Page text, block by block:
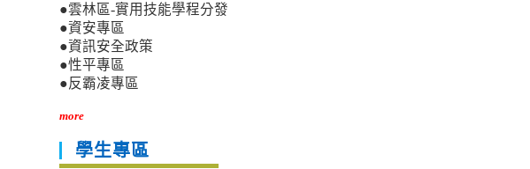
●雲林區-實用技能學程分發
●資安專區
●資訊安全政策
●性平專區
●反霸凌專區
more
學生專區